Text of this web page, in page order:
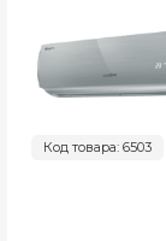
Код товара: 6503